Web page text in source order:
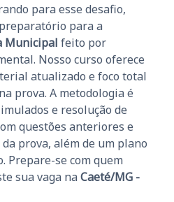
para esse desafio,
para a
Municipal feito por
Nosso curso oferece
atualizado e foco total
prova. A metodologia é
e resolução de
questões anteriores e
prova, além de um plano
Prepare-se com quem
sua vaga na Caeté/MG -